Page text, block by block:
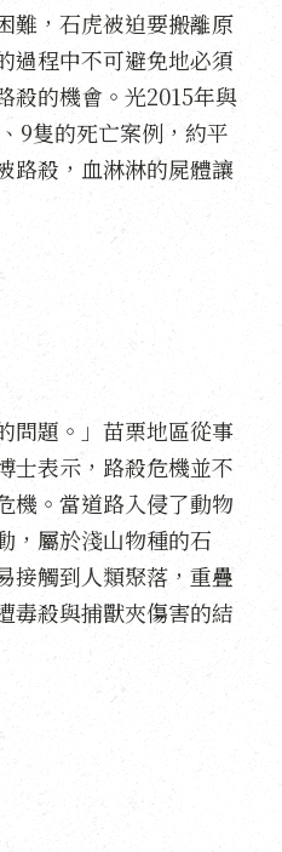
難，石虎被迫要搬離原
過程中不可避免地必須
殺的機會。光2015年與
9隻的死亡案例，約平
路殺，血淋淋的屍體讓
問題。」苗栗地區從事
士表示，路殺危機並不
機。當道路入侵了動物
，屬於淺山物種的石
接觸到人類聚落，重疊
毒殺與捕獸夾傷害的結